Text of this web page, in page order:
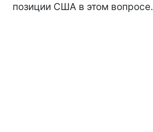
позиции США в этом вопросе.